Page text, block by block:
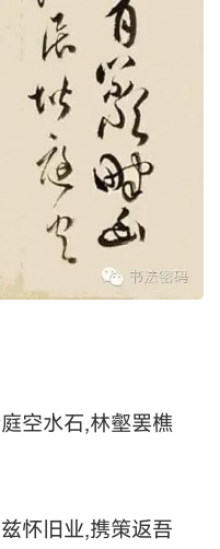
空水石,林壑罢樵
怀旧业,携策返吾